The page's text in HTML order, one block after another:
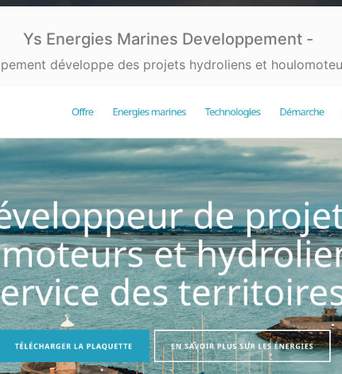
Ys Energies Marines Developpement -
développe des projets hydroliens et